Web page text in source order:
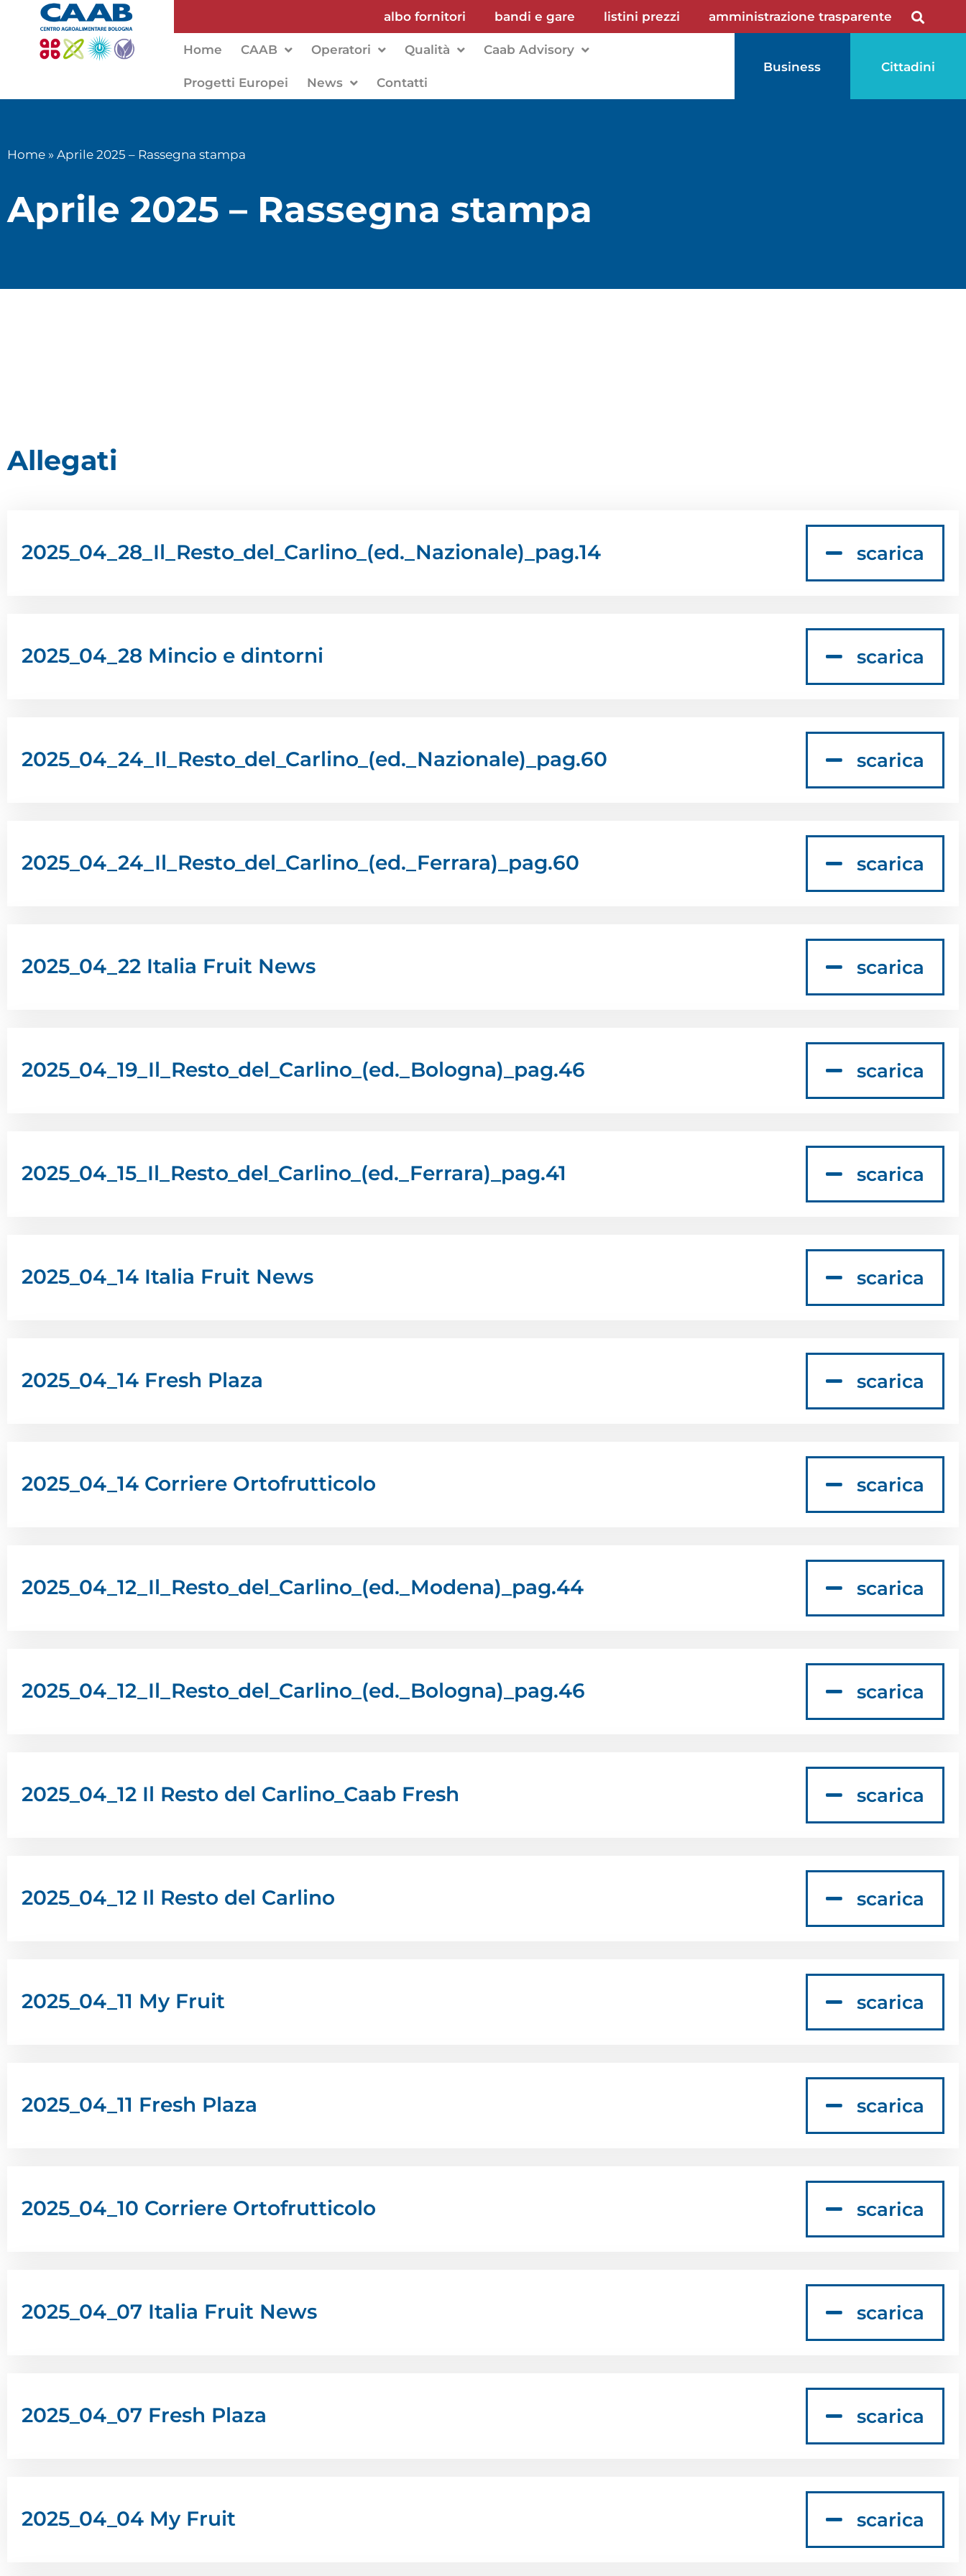
albo fornitori bandi e gare listini prezzi amministrazione trasparente
Home CAAB Operatori Qualità Caab Advisory
Progetti Europei News Contatti
Business Cittadini
Home » Aprile 2025 – Rassegna stampa
Aprile 2025 – Rassegna stampa
Allegati
2025_04_28_Il_Resto_del_Carlino_(ed._Nazionale)_pag.14 scarica
2025_04_28 Mincio e dintorni scarica
2025_04_24_Il_Resto_del_Carlino_(ed._Nazionale)_pag.60 scarica
2025_04_24_Il_Resto_del_Carlino_(ed._Ferrara)_pag.60 scarica
2025_04_22 Italia Fruit News scarica
2025_04_19_Il_Resto_del_Carlino_(ed._Bologna)_pag.46 scarica
2025_04_15_Il_Resto_del_Carlino_(ed._Ferrara)_pag.41 scarica
2025_04_14 Italia Fruit News scarica
2025_04_14 Fresh Plaza scarica
2025_04_14 Corriere Ortofrutticolo scarica
2025_04_12_Il_Resto_del_Carlino_(ed._Modena)_pag.44 scarica
2025_04_12_Il_Resto_del_Carlino_(ed._Bologna)_pag.46 scarica
2025_04_12 Il Resto del Carlino_Caab Fresh scarica
2025_04_12 Il Resto del Carlino scarica
2025_04_11 My Fruit scarica
2025_04_11 Fresh Plaza scarica
2025_04_10 Corriere Ortofrutticolo scarica
2025_04_07 Italia Fruit News scarica
2025_04_07 Fresh Plaza scarica
2025_04_04 My Fruit scarica